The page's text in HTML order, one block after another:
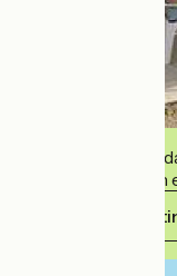
Deze
en verbindt
Haar